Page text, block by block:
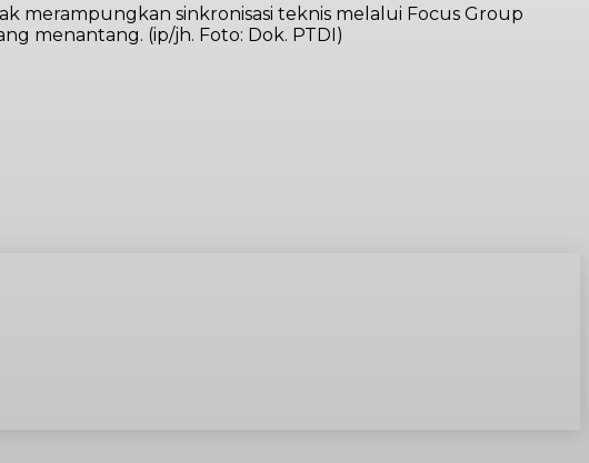
merampungkan sinkronisasi teknis melalui Focus Group
menantang. (ip/jh. Foto: Dok. PTDI)